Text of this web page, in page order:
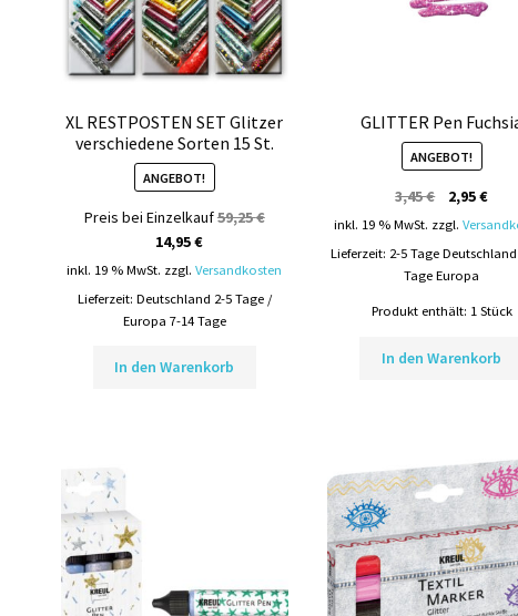
XL RESTPOSTEN SET Glitzer
verschiedene Sorten 15 St.
ANGEBOT!
Preis bei Einzelkauf59,25€
Ursprünglicher
Preis
59,25 €
14,95€Aktueller
Preis
14,95 €.
inkl. 19 % MwSt. zzgl.Versandkosten
Lieferzeit: Deutschland 2-5 Tage /
Europa 7-14 Tage
In den Warenkorb
GLITTER Pen
ANGEBOT!
3,45€
Preis
3,45 €
2,95€
inkl. 19 % MwSt. zzgl.
Lieferzeit: 2-5 Tage
Tage Europa
Produkt enthält: 1 Stück
In den Warenkorb